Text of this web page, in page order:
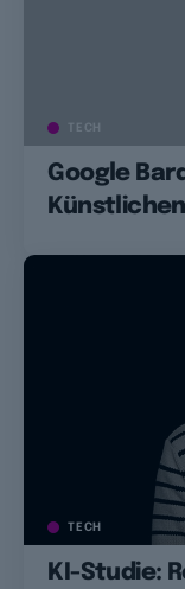
TECH
Google
TECH
KI-Studie: